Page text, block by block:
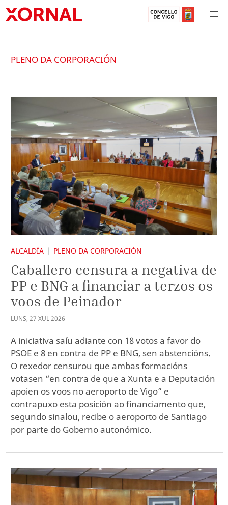
PLENO DA CORPORACIÓN
ALCALDÍA PLENO DA CORPORACIÓN
Caballero censura a negativa de
PP e BNG a financiar a terzos os
voos de Peinador
LUNS, 27 XUL2026
A iniciativa saíu adiante con 18 votos a favor do
PSOE e 8 en contra de PP e BNG, sen abstencións.
O rexedor censurou que ambas formacións
votasen “en contra de que a Xunta e a Deputación
apoien os voos no aeroporto de Vigo” e
contrapuxo esta posición ao financiamento que,
segundo sinalou, recibe o aeroporto de Santiago
por parte do Goberno autonómico.